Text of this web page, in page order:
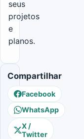
seus
projetos
e
planos.
Compartilhar
Facebook
WhatsApp
X /
Twitter